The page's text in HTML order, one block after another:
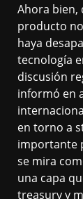
Ahora bien,
producto
haya
tecnología
discusión
informó en
en torno a
importante
se mira
una capa
treasury y